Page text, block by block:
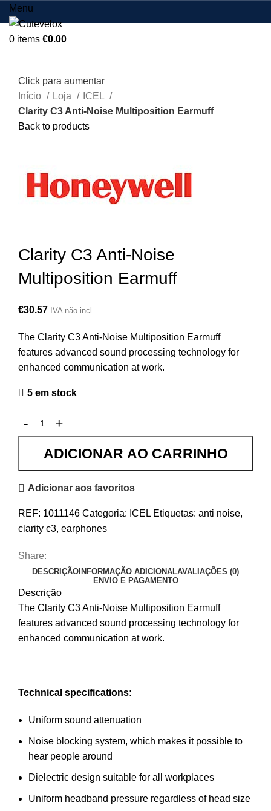
Menu
0 items €0.00
Click para aumentar
Início
Loja
ICEL
Clarity C3 Anti-Noise Multiposition Earmuff
Back to products
Clarity C3 Anti-Noise
Multiposition Earmuff
€30.57 IVA não incl.
The Clarity C3 Anti-Noise Multiposition Earmuff
features advanced sound processing technology for
enhanced communication at work.
5 em stock
ADICIONAR AO CARRINHO
Adicionar aos favoritos
REF: 1011146 Categoria: ICEL Etiquetas: anti noise,
clarity c3, earphones
Share:
DESCRIÇÃOINFORMAÇÃO ADICIONALAVALIAÇÕES (0)
ENVIO E PAGAMENTO
Descrição
The Clarity C3 Anti-Noise Multiposition Earmuff
features advanced sound processing technology for
enhanced communication at work.
Technical specifications:
Uniform sound attenuation
Noise blocking system, which makes it possible to
hear people around
Dielectric design suitable for all workplaces
Uniform headband pressure regardless of head size